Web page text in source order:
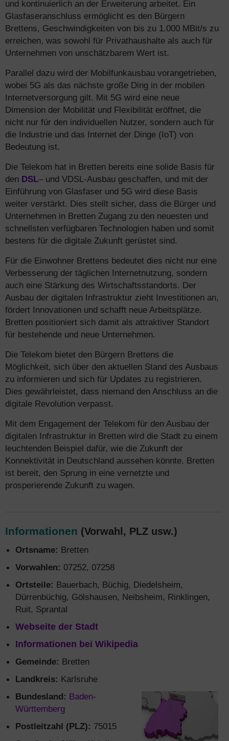
und kontinuierlich an der Erweiterung arbeitet. Ein
Glasfaseranschluss ermöglicht es den Bürgern
Brettens, Geschwindigkeiten von bis zu 1.000 MBit/s zu
erreichen, was sowohl für Privathaushalte als auch für
Unternehmen von unschätzbarem Wert ist.
Parallel dazu wird der Mobilfunkausbau vorangetrieben,
wobei 5G als das nächste große Ding in der mobilen
Internetversorgung gilt. Mit 5G wird eine neue
Dimension der Mobilität und Flexibilität eröffnet, die
nicht nur für den individuellen Nutzer, sondern auch für
die Industrie und das Internet der Dinge (IoT) von
Bedeutung ist.
Die Telekom hat in Bretten bereits eine solide Basis für
den DSL– und VDSL-Ausbau geschaffen, und mit der
Einführung von Glasfaser und 5G wird diese Basis
weiter verstärkt. Dies stellt sicher, dass die Bürger und
Unternehmen in Bretten Zugang zu den neuesten und
schnellsten verfügbaren Technologien haben und somit
bestens für die digitale Zukunft gerüstet sind.
Für die Einwohner Brettens bedeutet dies nicht nur eine
Verbesserung der täglichen Internetnutzung, sondern
auch eine Stärkung des Wirtschaftsstandorts. Der
Ausbau der digitalen Infrastruktur zieht Investitionen an,
fördert Innovationen und schafft neue Arbeitsplätze.
Bretten positioniert sich damit als attraktiver Standort
für bestehende und neue Unternehmen.
Die Telekom bietet den Bürgern Brettens die
Möglichkeit, sich über den aktuellen Stand des Ausbaus
zu informieren und sich für Updates zu registrieren.
Dies gewährleistet, dass niemand den Anschluss an die
digitale Revolution verpasst.
Mit dem Engagement der Telekom für den Ausbau der
digitalen Infrastruktur in Bretten wird die Stadt zu einem
leuchtenden Beispiel dafür, wie die Zukunft der
Konnektivität in Deutschland aussehen könnte. Bretten
ist bereit, den Sprung in eine vernetzte und
prosperierende Zukunft zu wagen.
Informationen (Vorwahl, PLZ usw.)
Ortsname: Bretten
Vorwahlen: 07252, 07258
Ortsteile: Bauerbach, Büchig, Diedelsheim,
Dürrenbüchig, Gölshausen, Neibsheim, Rinklingen,
Ruit, Sprantal
Webseite der Stadt
Informationen bei Wikipedia
Gemeinde: Bretten
Landkreis: Karlsruhe
Bundesland: Baden-
Württemberg
Postleitzahl (PLZ): 75015